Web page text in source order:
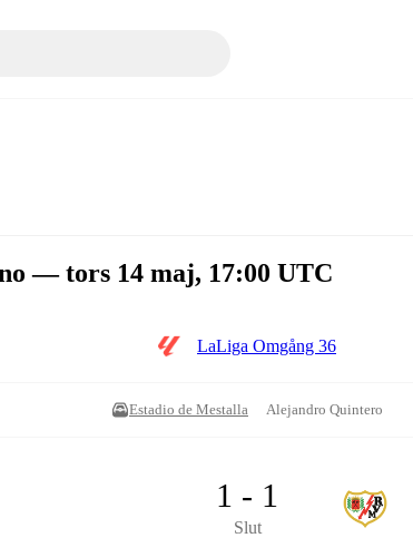
— tors 14 maj, 17:00 UTC
LaLiga Omgång 36
Estadio de Mestalla Alejandro Quintero
1 - 1
Slut